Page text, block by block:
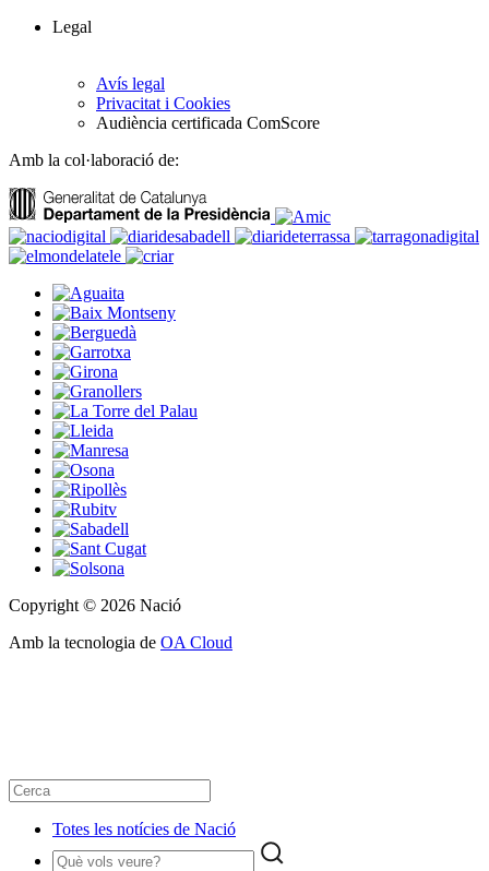
Legal
Avís legal
Privacitat i Cookies
Audiència certificada ComScore
Amb la col·laboració de:
Copyright © 2026 Nació
Amb la tecnologia de OA Cloud
Totes les notícies de Nació